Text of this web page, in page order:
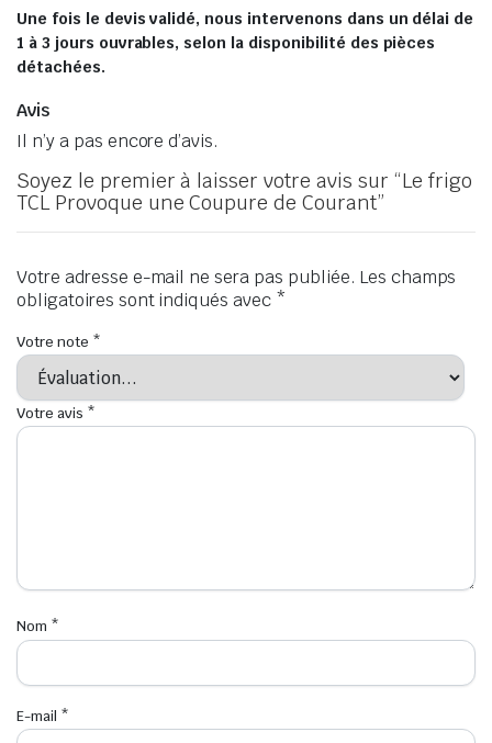
Une fois le devis validé, nous intervenons dans un délai de
1 à 3 jours ouvrables, selon la disponibilité des pièces
détachées.
Avis
Il n’y a pas encore d’avis.
Soyez le premier à laisser votre avis sur “Le frigo
TCL Provoque une Coupure de Courant”
Votre adresse e-mail ne sera pas publiée. Les champs
obligatoires sont indiqués avec *
Votre note *
Votre avis *
Nom *
E-mail *